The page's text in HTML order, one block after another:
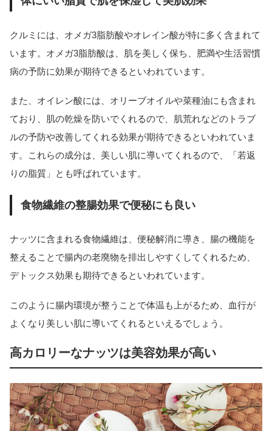
クルミには、オメガ3脂肪酸やオレイン酸が特に多く含まれて
います。オメガ3脂肪酸は、肌を美しく保ち、肥満や生活習慣
病の予防に効果が期待できるといわれています。
また、オイレン酸には、オリーブオイルや菜種油にも含まれ
ており、肌の乾燥を防いでくれるので、肌荒れなどのトラブ
ルの予防や改善してくれる効果が期待できるといわれていま
す。これらの成分は、美しい肌に導いてくれるので、「若返
りの脂質」とも呼ばれています。
食物繊維の整腸効果で便秘にも良い
ナッツに含まれる食物繊維は、便秘解消に導き、腸の機能を
整えることで腸内の老廃物を排出しやすくしてくれるため、
デトックス効果も期待できるといわれています。
このように腸内環境が整うことで体温も上がるため、血行が
よくなり美しい肌に導いてくれるといえるでしょう。
高カロリーなナッツは美容効果が高い